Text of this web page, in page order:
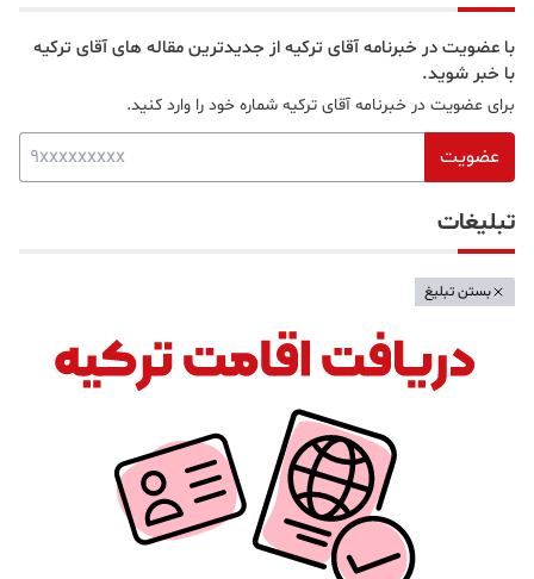
با عضویت در خبرنامه آقای ترکیه از جدیدترین مقاله های آقای ترکیه
با خبر شوید.
برای عضویت در خبرنامه آقای ترکیه شماره خود را وارد کنید.
عضویت
تبلیغات
بستن تبلیغ